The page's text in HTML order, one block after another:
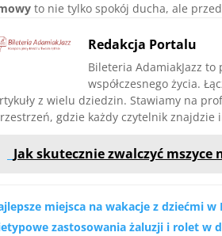
to nie tylko spokój ducha, ale
Redakcja Portalu
Bileteria AdamiakJazz
współczesnego życia.
z wielu dziedzin. Stawiamy na
gdzie każdy czytelnik znajdzie
Jak skutecznie zwalczyć mszyce
miejsca na wakacje z dziećmi w
zastosowania żaluzji i rolet w